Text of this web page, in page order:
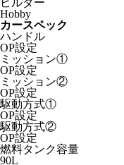
ビルダー
Hobby
カースペック
ハンドル
OP設定
ミッション①
OP設定
ミッション②
OP設定
駆動方式①
OP設定
駆動方式②
OP設定
燃料タンク容量
90L